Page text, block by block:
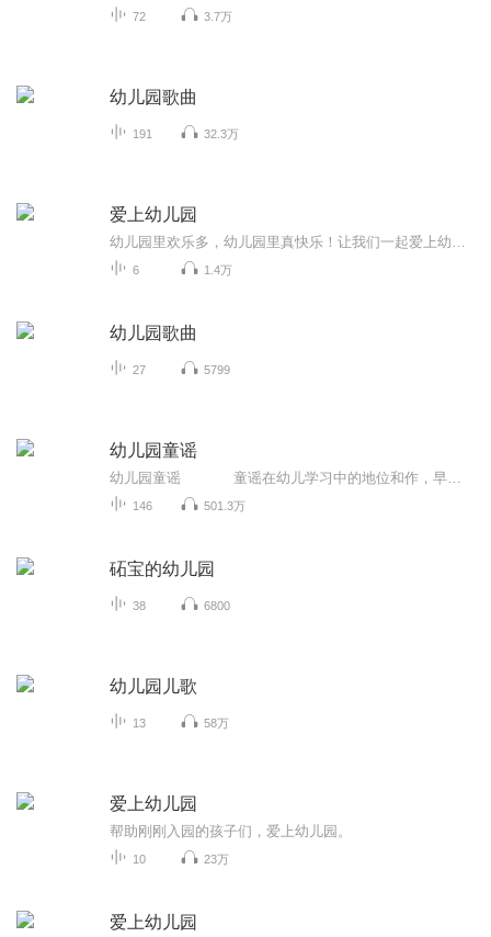
72 3.7万
幼儿园歌曲
191 32.3万
爱上幼儿园
6 1.4万
幼儿园歌曲
27 5799
幼儿园童谣
146 501.3万
砳宝的幼儿园
38 6800
幼儿园儿歌
13 58万
爱上幼儿园
帮助刚刚入园的孩子们，爱上幼儿园。
10 23万
爱上幼儿园